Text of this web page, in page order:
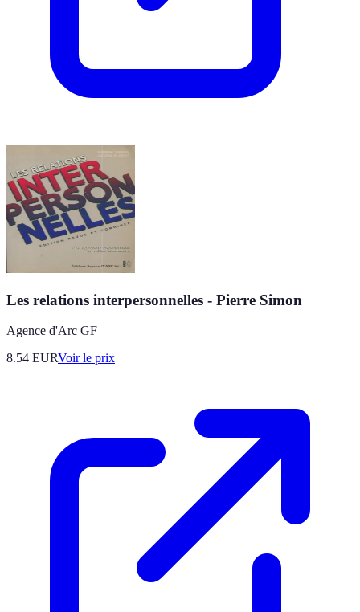
Les relations interpersonnelles - Pierre Simon
Agence d'Arc GF
8.54 EURVoir le prix